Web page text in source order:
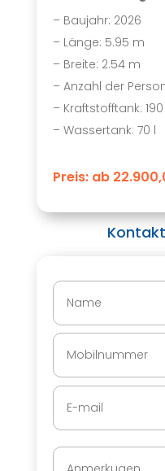
– Baujahr: 2026
– Länge: 5.95 m
– Breite: 2.54 m
– Anzahl der
– Kraftstofftank: 190
– Wassertank: 70 l
Preis: ab